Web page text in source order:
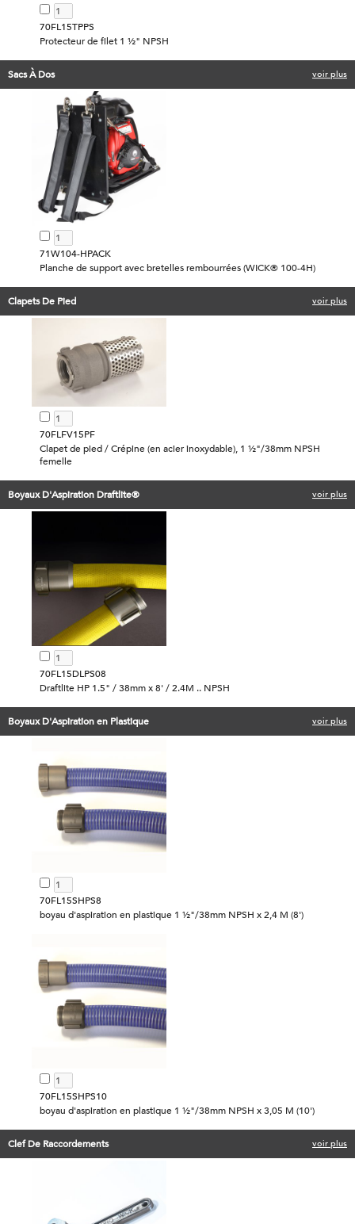
70FL15TPPS
Protecteur de filet 1 ½" NPSH
Sacs À Dos voir plus
71W104-HPACK
Planche de support avec bretelles rembourrées (WICK® 100-4H)
Clapets De Pied voir plus
70FLFV15PF
Clapet de pied / Crépine (en acier inoxydable), 1 ½"/38mm NPSH
femelle
Boyaux D'Aspiration Draftlite® voir plus
70FL15DLPS08
Draftlite HP 1.5" / 38mm x 8' / 2.4M .. NPSH
Boyaux D'Aspiration en Plastique voir plus
70FL15SHPS8
boyau d'aspiration en plastique 1 ½"/38mm NPSH x 2,4 M (8')
70FL15SHPS10
boyau d'aspiration en plastique 1 ½"/38mm NPSH x 3,05 M (10')
Clef De Raccordements voir plus